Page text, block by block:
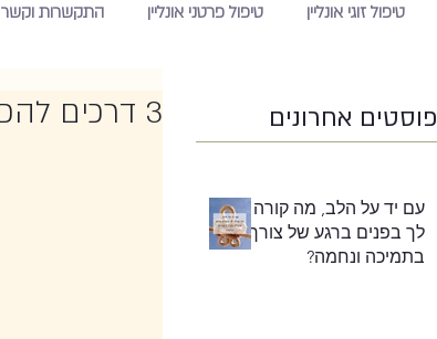
טיפול זוגי אונליין טיפול פרטני אונליין התקשרות וקשר
3 דרכים להפחית חרדה פוסטים אחרונים
עם יד על הלב, מה קורה
לך בפנים ברגע של צורך
בתמיכה ונחמה?